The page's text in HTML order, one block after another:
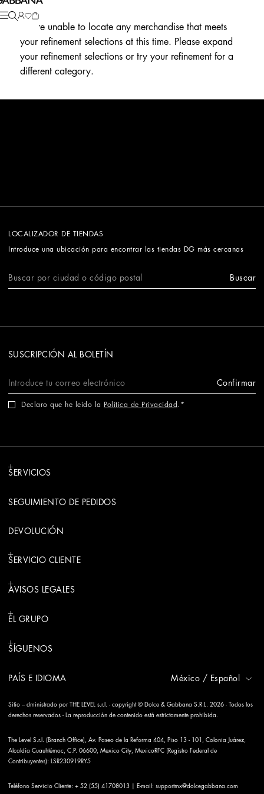
We're unable to locate any merchandise that meets
your refinement selections at this time. Please expand
your refinement selections or try your refinement for a
different category.
LOCALIZADOR DE TIENDAS
Introduce una ubicación para encontrar las tiendas DG más cercanas
Buscar
SUSCRIPCIÓN AL BOLETÍN
Confirmar
Declaro que he leído la Política de Privacidad .
SERVICIOS
SEGUIMIENTO DE PEDIDOS
DEVOLUCIÓN
SERVICIO CLIENTE
AVISOS LEGALES
EL GRUPO
SÍGUENOS
PAÍS E IDIOMA México / Español
Sitio – dministrado por THE LEVEL s.r.l. - copyright © Dolce & Gabbana S.R.L. 2026 - Todos los
derechos reservados - La reproducción de contenido está estrictamente prohibida.
The Level S.r.l. (Branch Office), Av. Paseo de la Reforma 404, Piso 13 - 101, Colonia Juárez,
Alcaldía Cuauhtémoc, C.P. 06600, Mexico City, MexicoRFC (Registro Federal de
Contribuyentes): LSR230919RY5
Teléfono Servicio Cliente: + 52 (55) 41708013 | E-mail: supportmx@dolcegabbana.com